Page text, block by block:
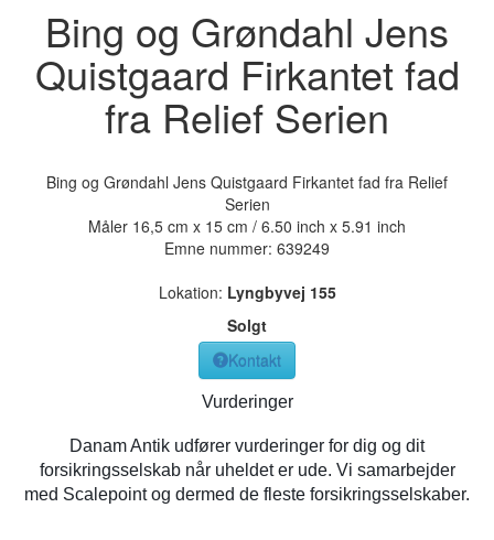
Bing og Grøndahl Jens
Quistgaard Firkantet fad
fra Relief Serien
Bing og Grøndahl Jens Quistgaard Firkantet fad fra Relief
Serien
Måler 16,5 cm x 15 cm / 6.50 inch x 5.91 inch
Emne nummer: 639249
Lokation: Lyngbyvej 155
Solgt
Kontakt
Vurderinger
Danam Antik udfører vurderinger for dig og dit
forsikringsselskab når uheldet er ude. Vi samarbejder
med Scalepoint og dermed de fleste forsikringsselskaber.